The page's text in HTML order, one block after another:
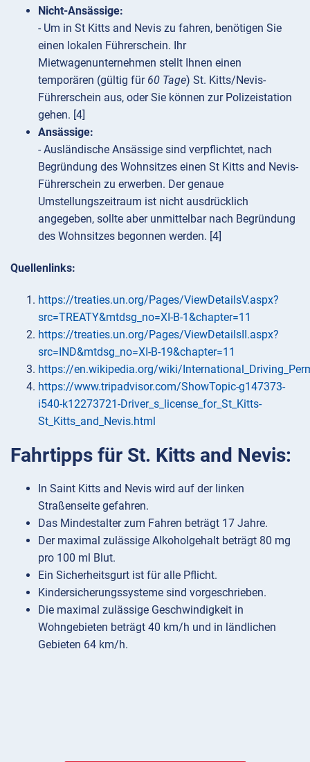
Nicht-Ansässige:
- Um in St Kitts and Nevis zu fahren, benötigen Sie
einen lokalen Führerschein. Ihr
Mietwagenunternehmen stellt Ihnen einen
temporären (gültig für 60 Tage) St. Kitts/Nevis-
Führerschein aus, oder Sie können zur Polizeistation
gehen. [4]
Ansässige:
- Ausländische Ansässige sind verpflichtet, nach
Begründung des Wohnsitzes einen St Kitts and Nevis-
Führerschein zu erwerben. Der genaue
Umstellungszeitraum ist nicht ausdrücklich
angegeben, sollte aber unmittelbar nach Begründung
des Wohnsitzes begonnen werden. [4]
Quellenlinks:
https://treaties.un.org/Pages/ViewDetailsV.aspx?
src=TREATY&mtdsg_no=XI-B-1&chapter=11
https://treaties.un.org/Pages/ViewDetailsII.aspx?
src=IND&mtdsg_no=XI-B-19&chapter=11
https://en.wikipedia.org/wiki/
https://www.tripadvisor.com/ShowTopic-g147373-
i540-k12273721-Driver_s_license_for_St_Kitts-
St_Kitts_and_Nevis.html
Fahrtipps für St. Kitts and Nevis:
In Saint Kitts and Nevis wird auf der linken
Straßenseite gefahren.
Das Mindestalter zum Fahren beträgt 17 Jahre.
Der maximal zulässige Alkoholgehalt beträgt 80 mg
pro 100 ml Blut.
Ein Sicherheitsgurt ist für alle Pflicht.
Kindersicherungssysteme sind vorgeschrieben.
Die maximal zulässige Geschwindigkeit in
Wohngebieten beträgt 40 km/h und in ländlichen
Gebieten 64 km/h.